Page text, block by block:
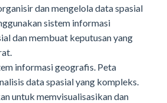
dan mengelola data spasial
sistem informasi
dan membuat keputusan yang
informasi geografis. Peta
data spasial yang kompleks.
untuk memvisualisasikan dan